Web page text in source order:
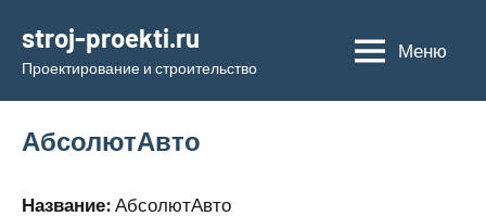
содержимому
stroj-proekti.ru
Проектирование и строительство
Меню
АбсолютАвто
Название: АбсолютАвто